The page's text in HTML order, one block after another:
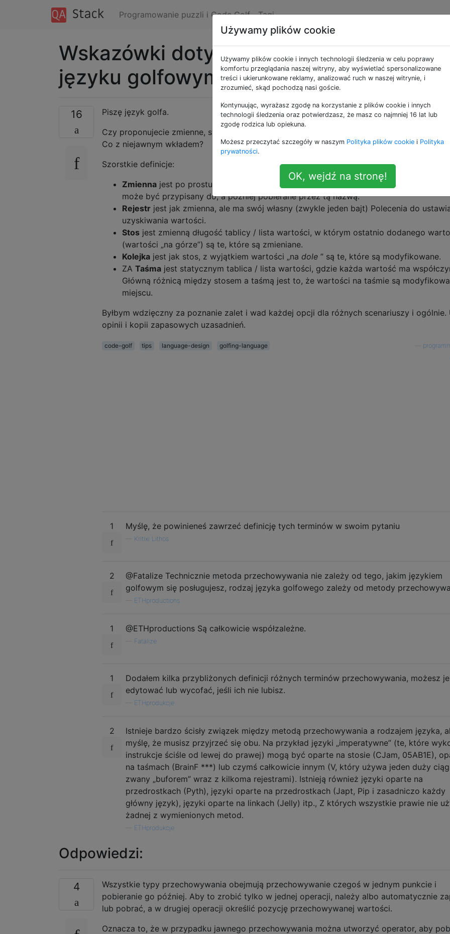
Programowanie puzzli i Code Golf Tagi
Wskazówki dotyczące przechowywania
języku golfowym
16
Piszę język golfa.
Czy proponujecie zmienne, stos (y), taśmy, rejestry itp. Do przechowywania w języku
Co z niejawnym wkładem?
Szorstkie definicje:
Zmienna jest po prostu nazwa (zwykle jeden znak długo w językach golfa), że
może być przypisany do, a później pobierane przez tą nazwą.
Rejestr jest jak zmienna, ale ma swój własny (zwykle jeden bajt) Polecenia do
uzyskiwania wartości.
Stos jest zmienną długość tablicy / lista wartości, w którym ostatnio dodanego
(wartości „na górze”) są te, które są zmieniane.
Kolejka jest jak stos, z wyjątkiem wartości „na dole ” są te, które są modyfikowane.
ZA Taśma jest statycznym tablica / lista wartości, gdzie każda wartość ma
Główną różnicą między stosem a taśmą jest to, że wartości na taśmie są
miejscu.
Byłbym wdzięczny za poznanie zalet i wad każdej opcji dla różnych scenariuszy i ogólnie.
opinii i kopii zapasowych uzasadnień.
code-golf tips language-design golfing-language
1 Myślę, że powinieneś zawrzeć definicję tych terminów w swoim pytaniu
Kritixi Lithos
2
@Fatalize Technicznie metoda przechowywania nie zależy od tego, jakim językiem
golfowym się posługujesz, rodzaj języka golfowego zależy od metody
ETHproductions
1 @ETHproductions Są całkowicie współzależne.
Fatalize
1
Dodałem kilka przybliżonych definicji różnych terminów przechowywania, możesz je
edytować lub wycofać, jeśli ich nie lubisz.
ETHprodukcje
2
Istnieje bardzo ścisły związek między metodą przechowywania a rodzajem języka,
myślę, że musisz przyjrzeć się obu. Na przykład języki „imperatywne” (te, które
instrukcje ściśle od lewej do prawej) mogą być oparte na stosie (CJam, 05AB1E),
na taśmach (BrainF ***) lub czymś całkowicie innym (V, który używa jeden duży
zwany „buforem” wraz z kilkoma rejestrami). Istnieją również języki oparte na
przedrostkach (Pyth), języki oparte na przedrostkach (Japt, Pip i zasadniczo każdy
główny język), języki oparte na linkach (Jelly) itp., Z których wszystkie prawie nie
żadnej z wymienionych metod.
ETHprodukcje
Odpowiedzi:
4
Wszystkie typy przechowywania obejmują przechowywanie czegoś w jednym punkcie i
pobieranie go później. Aby to zrobić tylko w jednej operacji, należy albo automatycznie
lub pobrać, a w drugiej operacji określić pozycję przechowywanej wartości.
Oznacza to, że w przypadku jawnego przechowywania można utworzyć operator, aby
Używamy plików cookie
Używamy plików cookie i innych technologii śledzenia w celu poprawy
komfortu przeglądania naszej witryny, aby wyświetlać spersonalizowane
treści i ukierunkowane reklamy, analizować ruch w naszej witrynie, i
zrozumieć, skąd pochodzą nasi goście.
Kontynuując, wyrażasz zgodę na korzystanie z plików cookie i innych
technologii śledzenia oraz potwierdzasz, że masz co najmniej 16 lat lub
zgodę rodzica lub opiekuna.
Możesz przeczytać szczegóły w naszym Polityka plików cookie i Polityka
prywatności.
OK, wejdź na stronę!